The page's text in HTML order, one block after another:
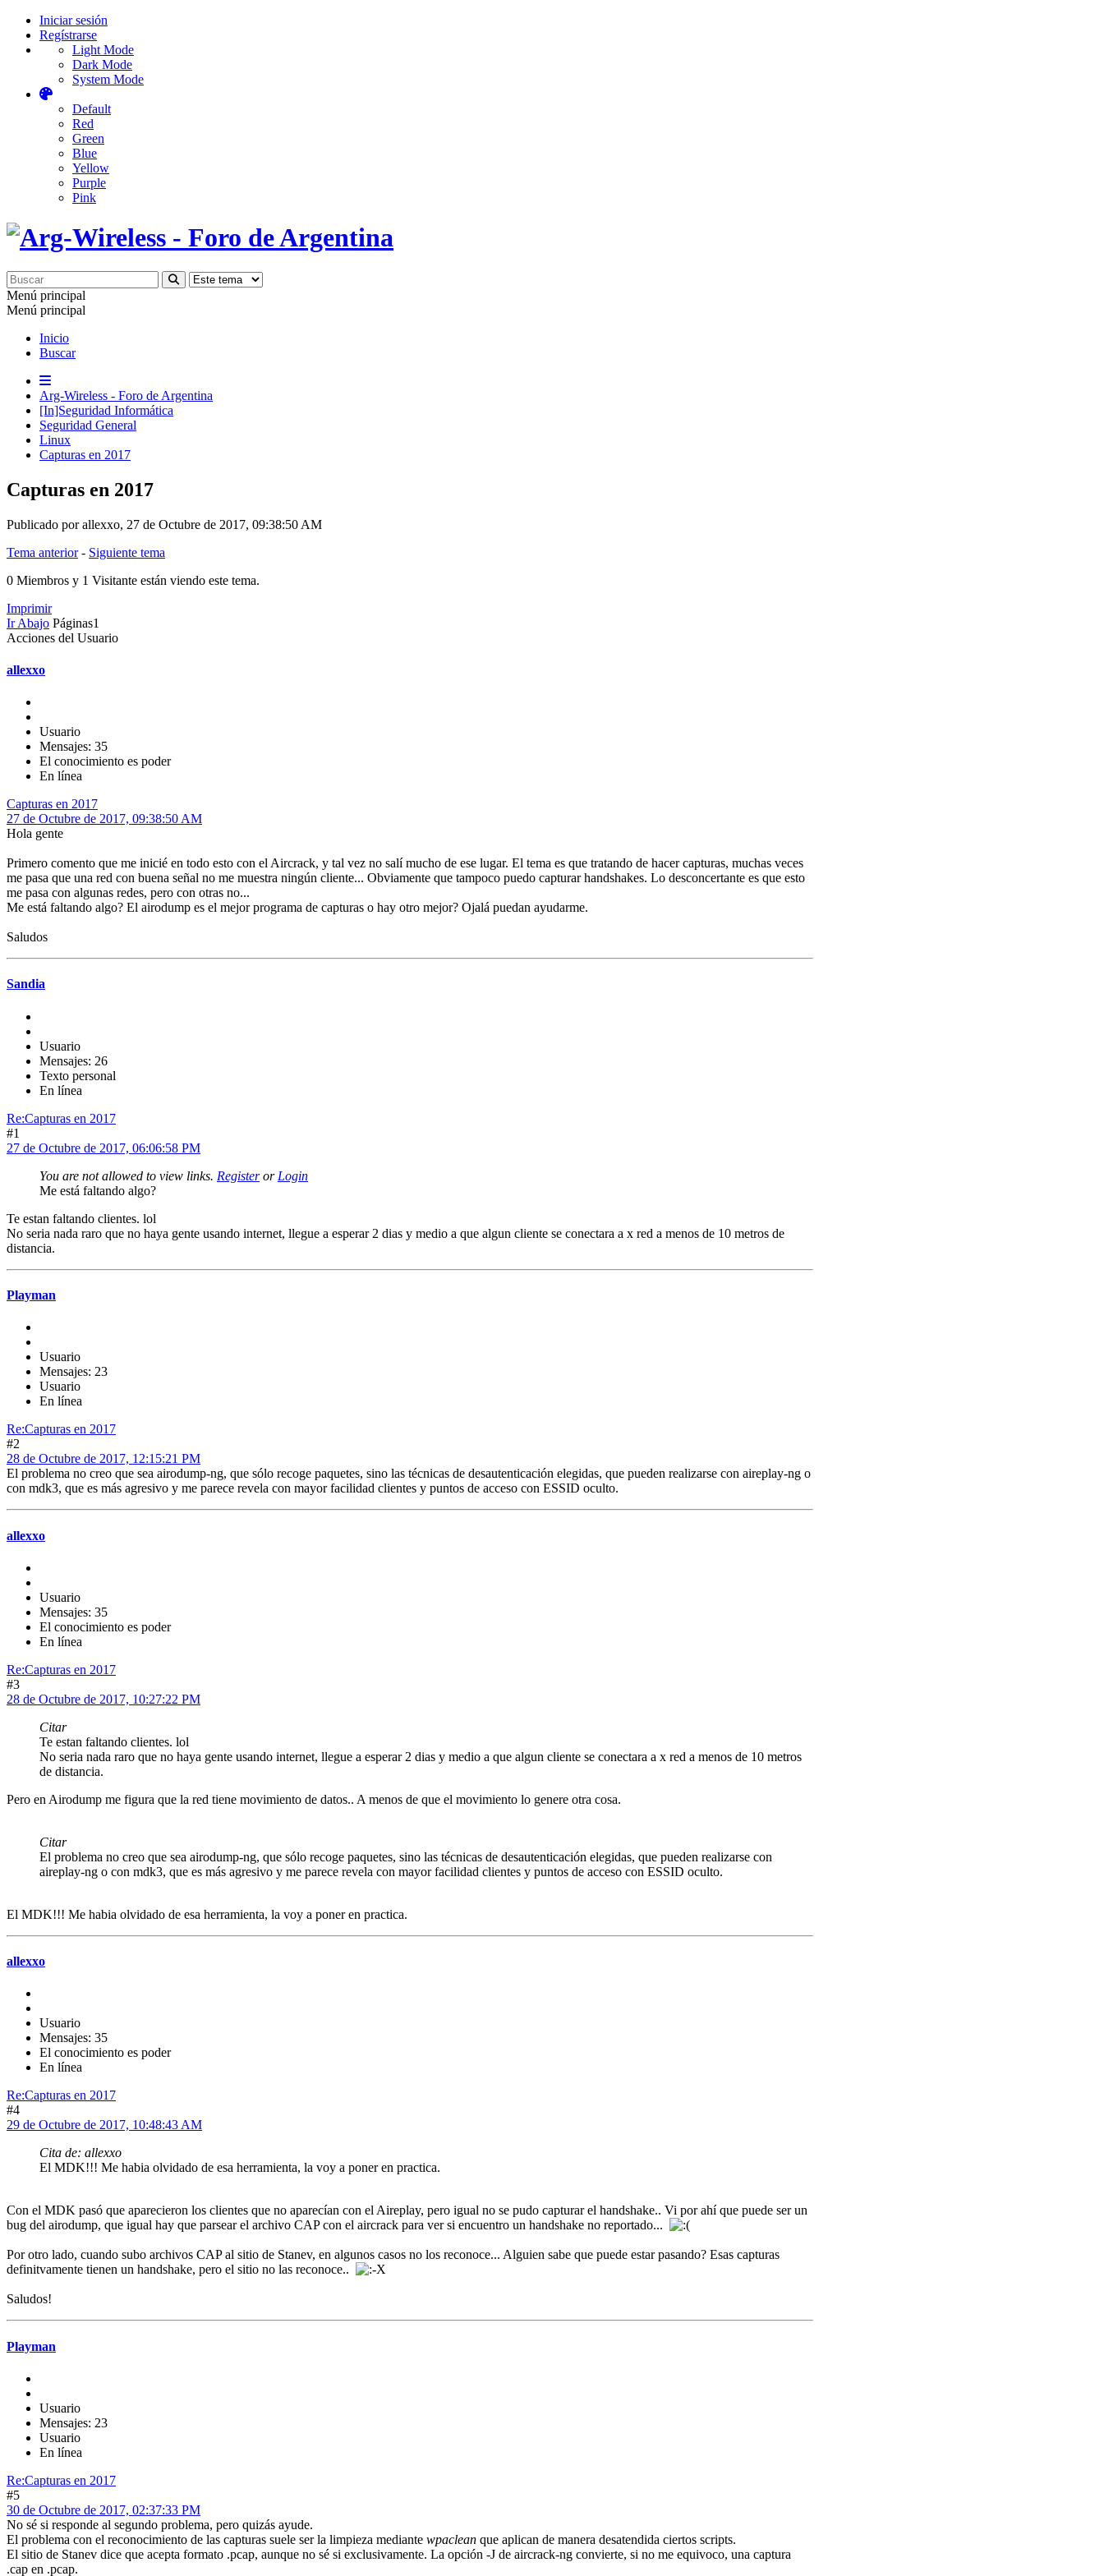
Iniciar sesión
Regístrarse
Light Mode
Dark Mode
System Mode
Default
Red
Green
Blue
Yellow
Purple
Pink
Menú principal
Menú principal
Inicio
Buscar
Arg-Wireless - Foro de Argentina
[In]Seguridad Informática
Seguridad General
Linux
Capturas en 2017
Capturas en 2017
Publicado por allexxo, 27 de Octubre de 2017, 09:38:50 AM
Tema anterior- Siguiente tema
0 Miembros y 1 Visitante están viendo este tema.
Imprimir
Ir Abajo Páginas1
Acciones del Usuario
allexxo
Usuario
Mensajes: 35
El conocimiento es poder
En línea
Capturas en 2017
27 de Octubre de 2017, 09:38:50 AM
Hola gente
Primero comento que me inicié en todo esto con el Aircrack, y tal vez no salí mucho de ese lugar. El tema es que tratando de hacer capturas, muchas veces
me pasa que una red con buena señal no me muestra ningún cliente... Obviamente que tampoco puedo capturar handshakes. Lo desconcertante es que esto
me pasa con algunas redes, pero con otras no...
Me está faltando algo? El airodump es el mejor programa de capturas o hay otro mejor? Ojalá puedan ayudarme.
Saludos
Sandia
Usuario
Mensajes: 26
Texto personal
En línea
Re:Capturas en 2017
#1
27 de Octubre de 2017, 06:06:58 PM
You are not allowed to view links. Registeror Login
Me está faltando algo?
Te estan faltando clientes. lol
No seria nada raro que no haya gente usando internet, llegue a esperar 2 dias y medio a que algun cliente se conectara a x red a menos de 10 metros de
distancia.
Playman
Usuario
Mensajes: 23
Usuario
En línea
Re:Capturas en 2017
#2
28 de Octubre de 2017, 12:15:21 PM
El problema no creo que sea airodump-ng, que sólo recoge paquetes, sino las técnicas de desautenticación elegidas, que pueden realizarse con aireplay-ng o
con mdk3, que es más agresivo y me parece revela con mayor facilidad clientes y puntos de acceso con ESSID oculto.
allexxo
Usuario
Mensajes: 35
El conocimiento es poder
En línea
Re:Capturas en 2017
#3
28 de Octubre de 2017, 10:27:22 PM
Citar
Te estan faltando clientes. lol
No seria nada raro que no haya gente usando internet, llegue a esperar 2 dias y medio a que algun cliente se conectara a x red a menos de 10 metros
de distancia.
Pero en Airodump me figura que la red tiene movimiento de datos.. A menos de que el movimiento lo genere otra cosa.
Citar
El problema no creo que sea airodump-ng, que sólo recoge paquetes, sino las técnicas de desautenticación elegidas, que pueden realizarse con
aireplay-ng o con mdk3, que es más agresivo y me parece revela con mayor facilidad clientes y puntos de acceso con ESSID oculto.
El MDK!!! Me habia olvidado de esa herramienta, la voy a poner en practica.
allexxo
Usuario
Mensajes: 35
El conocimiento es poder
En línea
Re:Capturas en 2017
#4
29 de Octubre de 2017, 10:48:43 AM
Cita de: allexxo
El MDK!!! Me habia olvidado de esa herramienta, la voy a poner en practica.
Con el MDK pasó que aparecieron los clientes que no aparecían con el Aireplay, pero igual no se pudo capturar el handshake.. Vi por ahí que puede ser un
bug del airodump, que igual hay que parsear el archivo CAP con el aircrack para ver si encuentro un handshake no reportado...
Por otro lado, cuando subo archivos CAP al sitio de Stanev, en algunos casos no los reconoce... Alguien sabe que puede estar pasando? Esas capturas
definitvamente tienen un handshake, pero el sitio no las reconoce..
Saludos!
Playman
Usuario
Mensajes: 23
Usuario
En línea
Re:Capturas en 2017
#5
30 de Octubre de 2017, 02:37:33 PM
No sé si responde al segundo problema, pero quizás ayude.
El problema con el reconocimiento de las capturas suele ser la limpieza mediante wpaclean que aplican de manera desatendida ciertos scripts.
El sitio de Stanev dice que acepta formato .pcap, aunque no sé si exclusivamente. La opción -J de aircrack-ng convierte, si no me equivoco, una captura
.cap en .pcap.